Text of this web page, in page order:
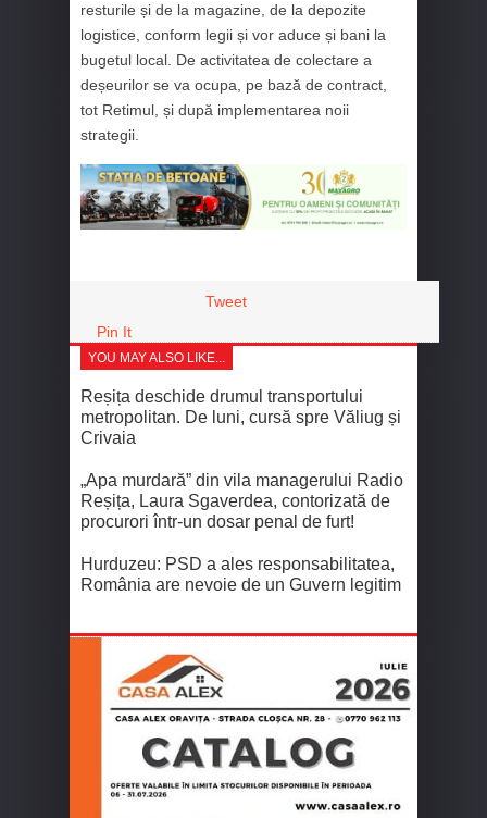
resturile și de la magazine, de la depozite
logistice, conform legii și vor aduce și bani la
bugetul local. De activitatea de colectare a
deșeurilor se va ocupa, pe bază de contract,
tot Retimul, și după implementarea noii
strategii.
Tweet
Pin It
YOU MAY ALSO LIKE...
Reșița deschide drumul transportului
metropolitan. De luni, cursă spre Văliug și
Crivaia
„Apa murdară” din vila managerului Radio
Reșița, Laura Sgaverdea, contorizată de
procurori într-un dosar penal de furt!
Hurduzeu: PSD a ales responsabilitatea,
România are nevoie de un Guvern legitim